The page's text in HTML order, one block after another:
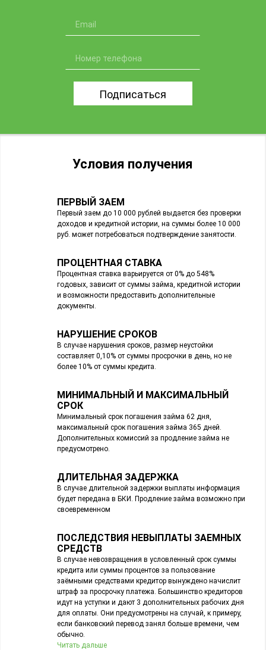
Подписаться
Условия получения
ПЕРВЫЙ ЗАЕМ
Первый заем до 10 000 рублей выдается без проверки
доходов и кредитной истории, на суммы более 10 000
руб. может потребоваться подтверждение занятости.
ПРОЦЕНТНАЯ СТАВКА
Процентная ставка варьируется от 0% до 548%
годовых, зависит от суммы займа, кредитной истории
и возможности предоставить дополнительные
документы.
НАРУШЕНИЕ СРОКОВ
В случае нарушения сроков, размер неустойки
составляет 0,10% от суммы просрочки в день, но не
более 10% от суммы кредита.
МИНИМАЛЬНЫЙ И МАКСИМАЛЬНЫЙ
СРОК
Минимальный срок погашения займа 62 дня,
максимальный срок погашения займа 365 дней.
Дополнительных комиссий за продление займа не
предусмотрено.
ДЛИТЕЛЬНАЯ ЗАДЕРЖКА
В случае длительной задержки выплаты информация
будет передана в БКИ. Продление займа возможно при
своевременном
ПОСЛЕДСТВИЯ НЕВЫПЛАТЫ ЗАЕМНЫХ
СРЕДСТВ
В случае невозвращения в условленный срок суммы
кредита или суммы процентов за пользование
заёмными средствами кредитор вынуждено начислит
штраф за просрочку платежа. Большинство кредиторов
идут на уступки и дают 3 дополнительных рабочих дня
для оплаты. Они предусмотрены на случай, к примеру,
если банковский перевод занял больше времени, чем
обычно.
Читать дальше